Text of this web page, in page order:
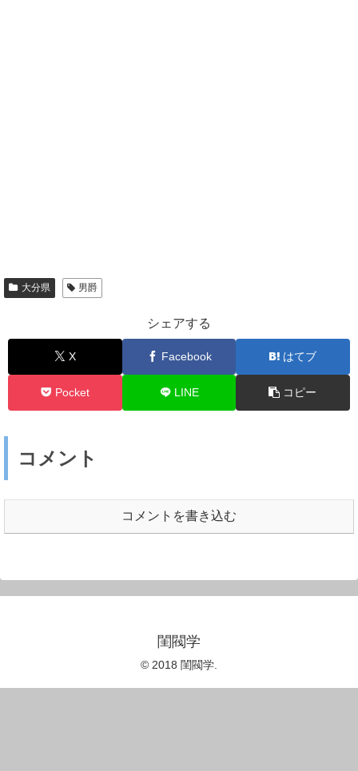
大分県 男爵
シェアする
X Facebook はてブ
Pocket LINE コピー
コメント
コメントを書き込む
閨閥学
© 2018 閨閥学.